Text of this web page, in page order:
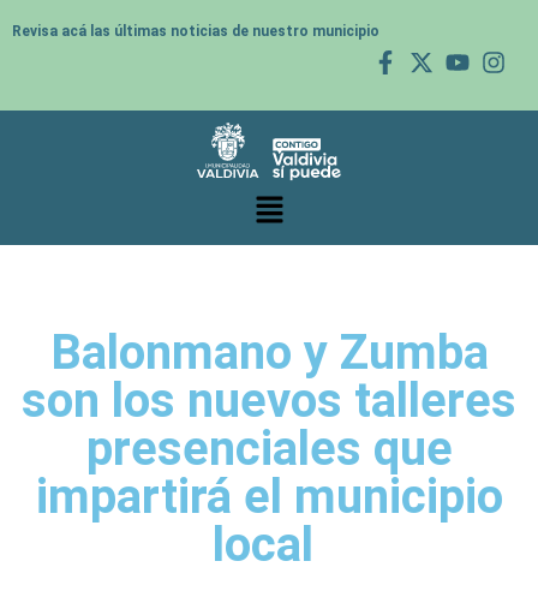
Revisa acá las últimas noticias de nuestro municipio
Balonmano y Zumba
son los nuevos talleres
presenciales que
impartirá el municipio
local